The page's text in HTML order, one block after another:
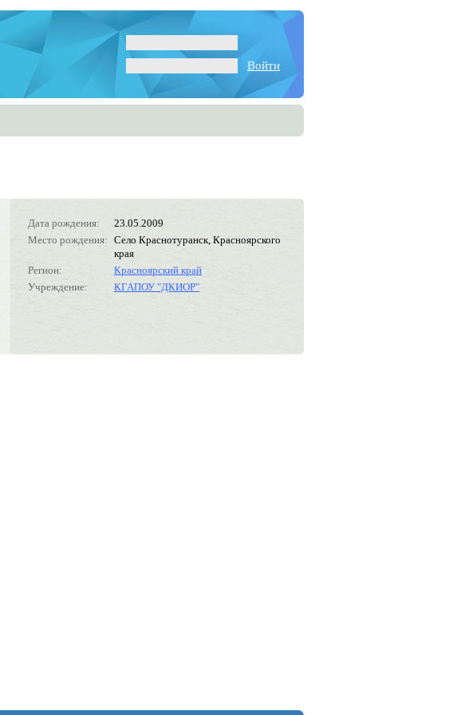
Войти
Дата рождения:
23.05.2009
Место рождения: Село Краснотуранск, Красноярского
края
Регион:
Красноярский край
Учреждение:
КГАПОУ "ДКИОР"